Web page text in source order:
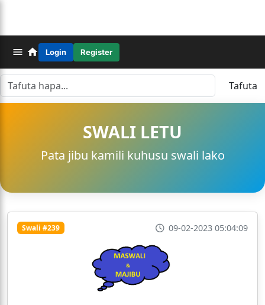
Login Register
Tafuta
SWALI LETU
Pata jibu kamili kuhusu swali lako
Swali #239 09-02-2023 05:04:09